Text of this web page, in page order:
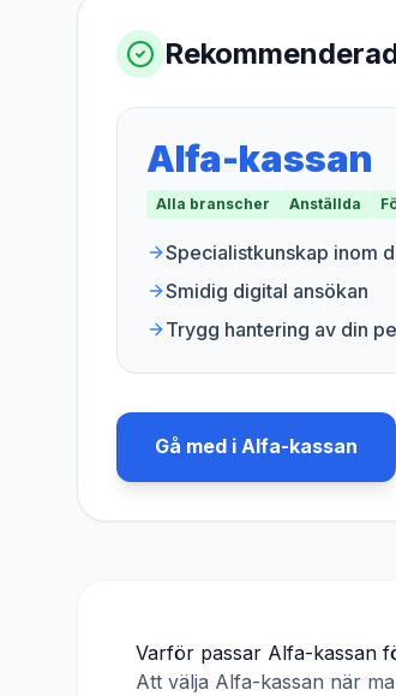
Alfa-kassan
Alla branscher Anställda
Specialistkunskap inom
Smidig digital ansökan
Trygg hantering av din
Gå med i Alfa-kassan
Varför passar Alfa-kassan
Att välja Alfa-kassan när